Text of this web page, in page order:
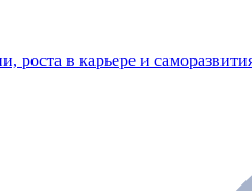
роста в карьере и